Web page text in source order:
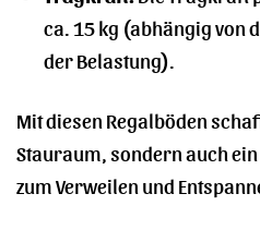
ca. 15 kg (abhängig von
der Belastung).
Mit diesen Regalböden
Stauraum, sondern auch
zum Verweilen und